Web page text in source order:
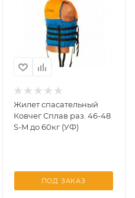
Жилет спасательный
Ковчег Сплав раз. 46-48
S-M до 60кг (УФ)
ПОД ЗАКАЗ